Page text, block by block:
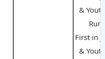
&
First in
&